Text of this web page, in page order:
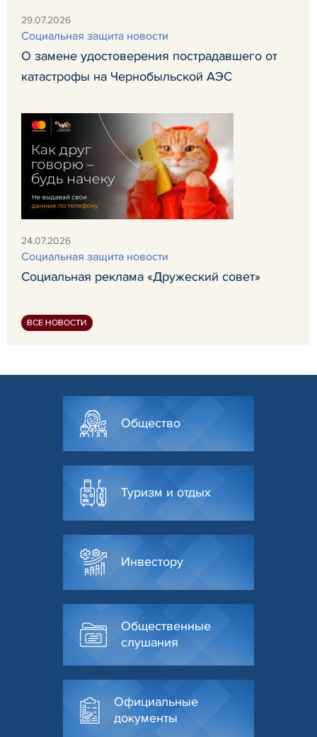
29.07.2026
Социальная защита новости
О замене удостоверения пострадавшего от
катастрофы на Чернобыльской АЭС
24.07.2026
Социальная защита новости
Социальная реклама «Дружеский совет»
ВСЕ НОВОСТИ
Общество
Туризм и отдых
Инвестору
Общественные
слушания
Официальные
документы